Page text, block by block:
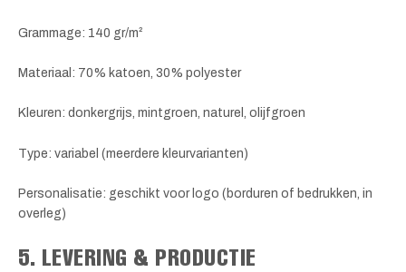
Grammage: 140 gr/m²
Materiaal: 70% katoen, 30% polyester
Kleuren: donkergrijs, mintgroen, naturel, olijfgroen
Type: variabel (meerdere kleurvarianten)
Personalisatie: geschikt voor logo (borduren of bedrukken, in
overleg)
5. LEVERING & PRODUCTIE